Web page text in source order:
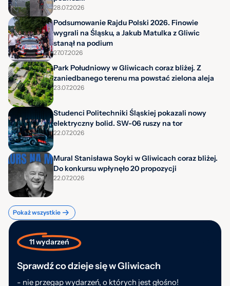
28.07.2026
Podsumowanie Rajdu Polski 2026. Finowie
wygrali na Śląsku, a Jakub Matulka z Gliwic
stanął na podium
27.07.2026
Park Południowy w Gliwicach coraz bliżej. Z
zaniedbanego terenu ma powstać zielona aleja
23.07.2026
Studenci Politechniki Śląskiej pokazali nowy
elektryczny bolid. SW-06 ruszy na tor
22.07.2026
Mural Stanisława Soyki w Gliwicach coraz bliżej.
Do konkursu wpłynęło 20 propozycji
22.07.2026
Pokaż wszystkie
11 wydarzeń
Sprawdź co dzieje się w Gliwicach
- nie przegap wydarzeń, o których jest głośno!